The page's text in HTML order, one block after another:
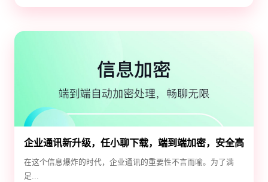
企业通讯新升级，任小聊下载，端到端加密，安全高
效！
在这个信息爆炸的时代，企业通讯的重要性不言而喻。为了满
足...